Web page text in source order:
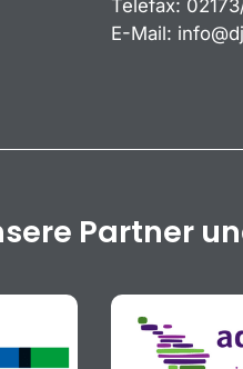
Telefax:
E-Mail:
Partner